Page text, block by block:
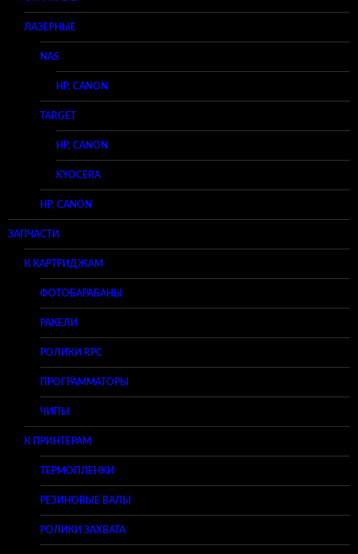
ЛАЗЕРНЫЕ
NAS
HP, CANON
TARGET
HP, CANON
KYOCERA
HP, CANON
ЗАПЧАСТИ
К КАРТРИДЖАМ
ФОТОБАРАБАНЫ
РАКЕЛИ
РОЛИКИ RPC
ПРОГРАММАТОРЫ
ЧИПЫ
К ПРИНТЕРАМ
ТЕРМОПЛЕНКИ
РЕЗИНОВЫЕ ВАЛЫ
РОЛИКИ ЗАХВАТА